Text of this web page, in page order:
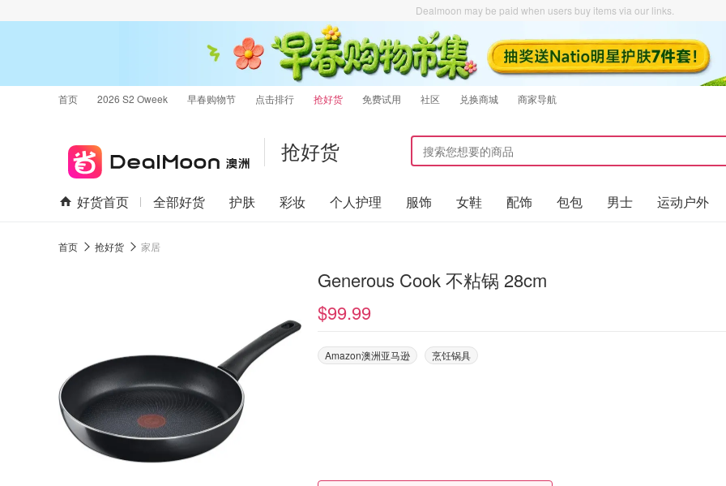
Dealmoon may be paid when users buy items via our links.
首页 2026 S2 Oweek 早春购物节 点击排行 抢好货 免费试用 社区 兑换商城 商家导航
抢好货
好货首页 全部好货 护肤 彩妆 个人护理 服饰 女鞋 配饰 包包 男士 运动户外
首页 抢好货 家居
Generous Cook 不粘锅 28cm
$99.99
Amazon澳洲亚马逊 烹饪锅具